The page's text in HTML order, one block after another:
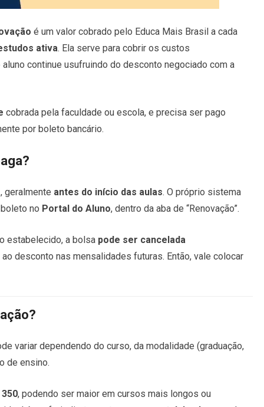
é um valor cobrado pelo Educa Mais Brasil a cada
ativa. Ela serve para cobrir os custos
continue usufruindo do desconto negociado com a
cobrada pela faculdade ou escola, e precisa ser pago
por boleto bancário.
, geralmente antes do início das aulas. O próprio sistema
no Portal do Aluno, dentro da aba de “Renovação”.
estabelecido, a bolsa pode ser cancelada
desconto nas mensalidades futuras. Então, vale colocar
variar dependendo do curso, da modalidade (graduação,
de ensino.
350, podendo ser maior em cursos mais longos ou